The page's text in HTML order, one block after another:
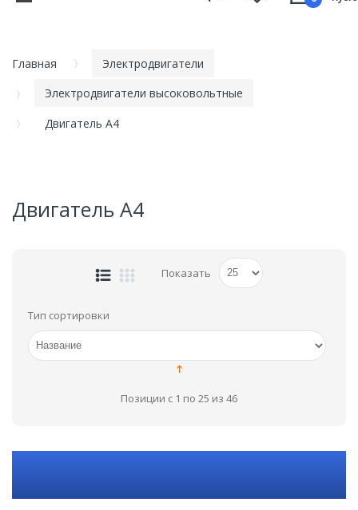
Главная
Электродвигатели
Электродвигатели высоковольтные
Двигатель А4
Двигатель А4
Показать
Тип сортировки
Позиции с 1 по 25 из 46